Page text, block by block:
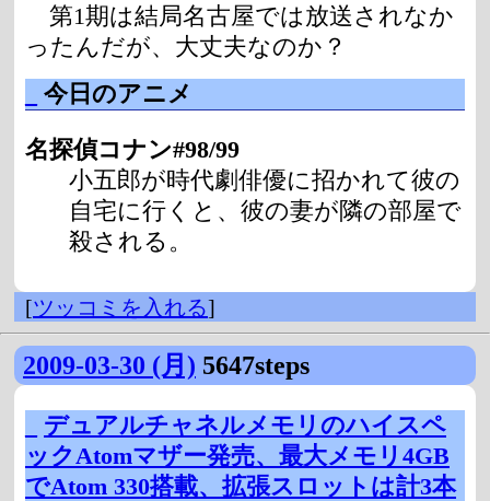
第1期は結局名古屋では放送されなか
ったんだが、大丈夫なのか？
今日のアニメ
名探偵コナン#98/99
小五郎が時代劇俳優に招かれて彼の
自宅に行くと、彼の妻が隣の部屋で
殺される。
[ツッコミを入れる]
2009-03-30 (月) 5647steps
デュアルチャネルメモリのハイスペ
ックAtomマザー発売、最大メモリ4GB
でAtom 330搭載、拡張スロットは計3本